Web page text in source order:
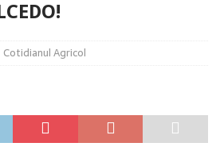
Cotidianul Agricol